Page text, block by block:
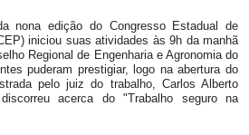
nona edição do Congresso Estadual de
iniciou suas atividades às 9h da manhã
Regional de Engenharia e Agronomia do
puderam prestigiar, logo na abertura do
pelo juiz do trabalho, Carlos Alberto
acerca do "Trabalho seguro na